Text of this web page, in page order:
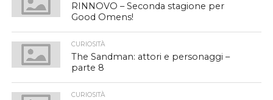
RINNOVO – Seconda stagione per
Good Omens!
CURIOSITÀ
The Sandman: attori e personaggi –
parte 8
CURIOSITÀ